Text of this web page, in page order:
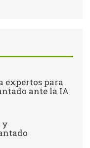
expertos para
ante la IA
y